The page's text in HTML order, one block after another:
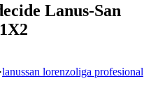
Lanus-San
·lanussan lorenzoliga profesional